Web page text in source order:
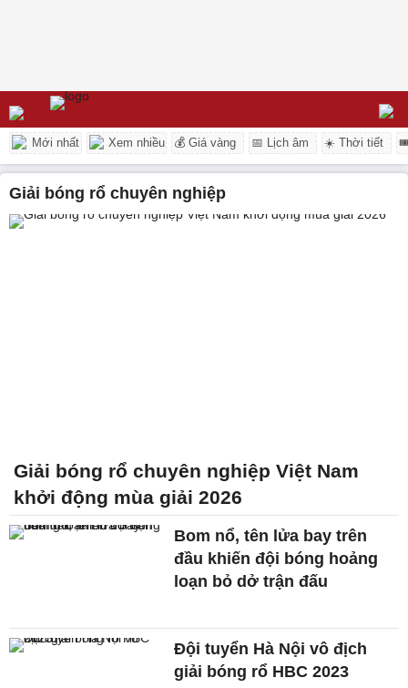
Mới nhất Xem nhiều 💰 Giá vàng 📅 Lịch âm ☀️ Thời tiết
giải bóng rổ chuyên nghiệp
Giải bóng rổ chuyên nghiệp Việt Nam
khởi động mùa giải 2026
Bom nổ, tên lửa bay trên
đầu khiến đội bóng hoảng
loạn bỏ dở trận đấu
Đội tuyển Hà Nội vô địch
giải bóng rổ HBC 2023